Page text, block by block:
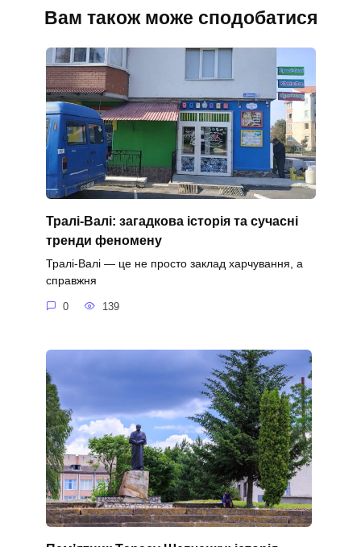
Вам також може сподобатися
Тралі-Валі: загадкова історія та сучасні
тренди феномену
Тралі-Валі — це не просто заклад харчування, а
справжня
0 139